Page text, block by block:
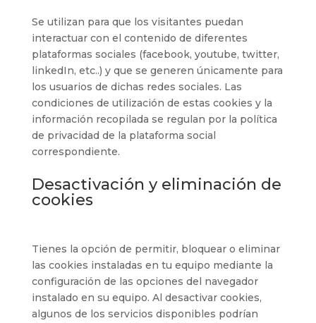
Se utilizan para que los visitantes puedan
interactuar con el contenido de diferentes
plataformas sociales (facebook, youtube, twitter,
linkedIn, etc..) y que se generen únicamente para
los usuarios de dichas redes sociales. Las
condiciones de utilización de estas cookies y la
información recopilada se regulan por la política
de privacidad de la plataforma social
correspondiente.
Desactivación y eliminación de
cookies
Tienes la opción de permitir, bloquear o eliminar
las cookies instaladas en tu equipo mediante la
configuración de las opciones del navegador
instalado en su equipo. Al desactivar cookies,
algunos de los servicios disponibles podrían